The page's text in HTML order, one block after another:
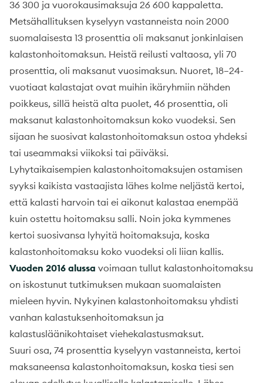
36 300 ja vuorokausimaksuja 26 600 kappaletta.
Metsähallituksen kyselyyn vastanneista noin 2000
suomalaisesta 13 prosenttia oli maksanut jonkinlaisen
kalastonhoitomaksun. Heistä reilusti valtaosa, yli 70
prosenttia, oli maksanut vuosimaksun. Nuoret, 18–24-
vuotiaat kalastajat ovat muihin ikäryhmiin nähden
poikkeus, sillä heistä alta puolet, 46 prosenttia, oli
maksanut kalastonhoitomaksun koko vuodeksi. Sen
sijaan he suosivat kalastonhoitomaksun ostoa yhdeksi
tai useammaksi viikoksi tai päiväksi.
Lyhytaikaisempien kalastonhoitomaksujen ostamisen
syyksi kaikista vastaajista lähes kolme neljästä kertoi,
että kalasti harvoin tai ei aikonut kalastaa enempää
kuin ostettu hoitomaksu salli. Noin joka kymmenes
kertoi suosivansa lyhyitä hoitomaksuja, koska
kalastonhoitomaksu koko vuodeksi oli liian kallis.
Vuoden 2016 alussa voimaan tullut kalastonhoitomaksu
on iskostunut tutkimuksen mukaan suomalaisten
mieleen hyvin. Nykyinen kalastonhoitomaksu yhdisti
vanhan kalastuksenhoitomaksun ja
kalastusläänikohtaiset viehekalastusmaksut.
Suuri osa, 74 prosenttia kyselyyn vastanneista, kertoi
maksaneensa kalastonhoitomaksun, koska tiesi sen